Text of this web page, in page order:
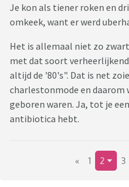
Je kon als tiener roken en
omkeek, want er werd
Het is allemaal niet zo
met dat soort
altijd de '80's". Dat is net
charlestonmode en daarom
geboren waren. Ja, tot je
antibiotica hebt.
« 1 2 3